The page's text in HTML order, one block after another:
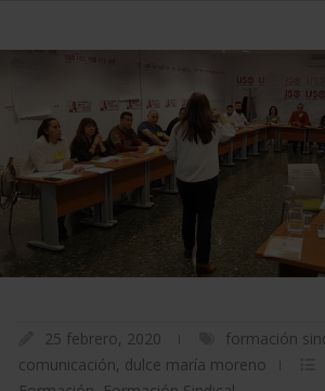
25 febrero, 2020 formación
comunicación, dulce maría moreno